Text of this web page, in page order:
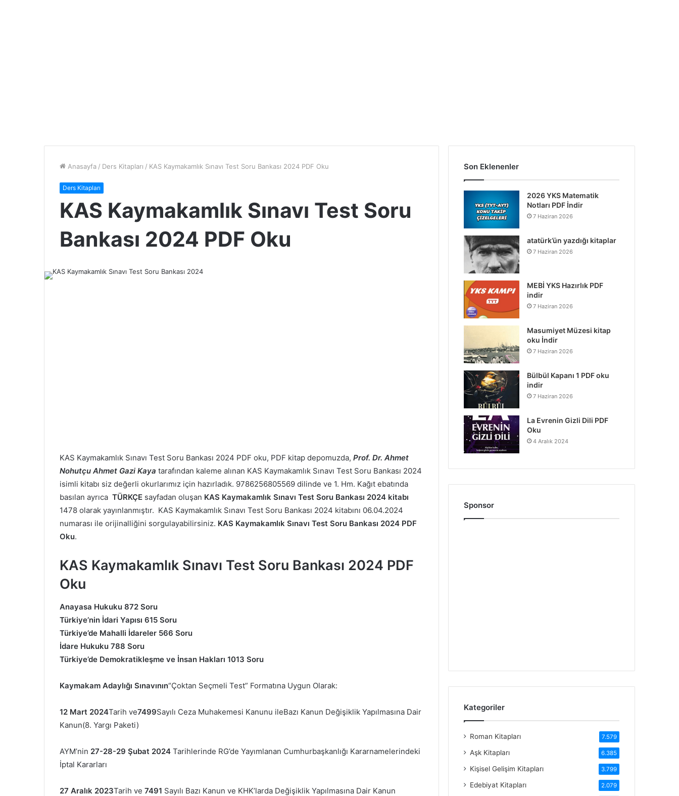
Anasayfa / Ders Kitapları / KAS Kaymakamlık Sınavı Test Soru Bankası 2024 PDF Oku
Ders Kitapları
KAS Kaymakamlık Sınavı Test Soru
Bankası 2024 PDF Oku
KAS Kaymakamlık Sınavı Test Soru Bankası 2024 PDF oku, PDF kitap depomuzda, Prof. Dr. Ahmet
Nohutçu Ahmet Gazi Kaya tarafından kaleme alınan KAS Kaymakamlık Sınavı Test Soru Bankası 2024
isimli kitabı siz değerli okurlarımız için hazırladık. 9786256805569 dilinde ve 1. Hm. Kağıt ebatında
basılan ayrıca TÜRKÇE sayfadan oluşan KAS Kaymakamlık Sınavı Test Soru Bankası 2024 kitabı
1478 olarak yayınlanmıştır. KAS Kaymakamlık Sınavı Test Soru Bankası 2024 kitabını 06.04.2024
numarası ile orijinalliğini sorgulayabilirsiniz. KAS Kaymakamlık Sınavı Test Soru Bankası 2024 PDF
Oku.
KAS Kaymakamlık Sınavı Test Soru Bankası 2024 PDF
Oku
Anayasa Hukuku 872 Soru
Türkiye’nin İdari Yapısı 615 Soru
Türkiye’de Mahalli İdareler 566 Soru
İdare Hukuku 788 Soru
Türkiye’de Demokratikleşme ve İnsan Hakları 1013 Soru
Kaymakam Adaylığı Sınavının“Çoktan Seçmeli Test” Formatına Uygun Olarak:
12 Mart 2024Tarih ve7499Sayılı Ceza Muhakemesi Kanunu ileBazı Kanun Değişiklik Yapılmasına Dair
Kanun(8. Yargı Paketi)
AYM’nin 27-28-29 Şubat 2024 Tarihlerinde RG’de Yayımlanan Cumhurbaşkanlığı Kararnamelerindeki
İptal Kararları
27 Aralık 2023Tarih ve 7491 Sayılı Bazı Kanun ve KHK’larda Değişiklik Yapılmasına Dair Kanun
Son Eklenenler
2026 YKS Matematik
Notları PDF İndir
7 Haziran 2026
atatürk’ün yazdığı kitaplar
7 Haziran 2026
MEBİ YKS Hazırlık PDF
indir
7 Haziran 2026
Masumiyet Müzesi kitap
oku İndir
7 Haziran 2026
Bülbül Kapanı 1 PDF oku
indir
7 Haziran 2026
La Evrenin Gizli Dili PDF
Oku
4 Aralık 2024
Sponsor
Kategoriler
Roman Kitapları 7.579
Aşk Kitapları 6.385
Kişisel Gelişim Kitapları 3.799
Edebiyat Kitapları 2.079